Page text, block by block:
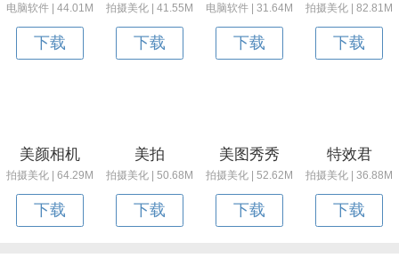
电脑软件 | 44.01M
下载
拍摄美化 | 41.55M
下载
电脑软件 | 31.64M
下载
拍摄美化 | 82.81M
下载
美颜相机
拍摄美化 | 64.29M
下载
美拍
拍摄美化 | 50.68M
下载
美图秀秀
拍摄美化 | 52.62M
下载
特效君
拍摄美化 | 36.88M
下载